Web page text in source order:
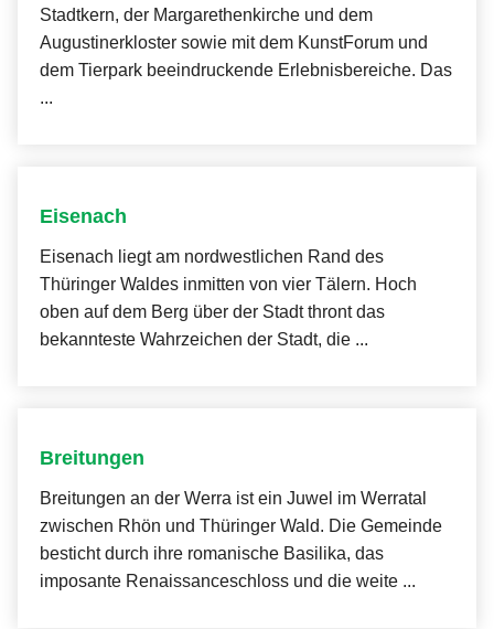
Stadtkern, der Margarethenkirche und dem
Augustinerkloster sowie mit dem KunstForum und
dem Tierpark beeindruckende Erlebnisbereiche. Das
...
Eisenach
Eisenach liegt am nordwestlichen Rand des
Thüringer Waldes inmitten von vier Tälern. Hoch
oben auf dem Berg über der Stadt thront das
bekannteste Wahrzeichen der Stadt, die ...
Breitungen
Breitungen an der Werra ist ein Juwel im Werratal
zwischen Rhön und Thüringer Wald. Die Gemeinde
besticht durch ihre romanische Basilika, das
imposante Renaissanceschloss und die weite ...